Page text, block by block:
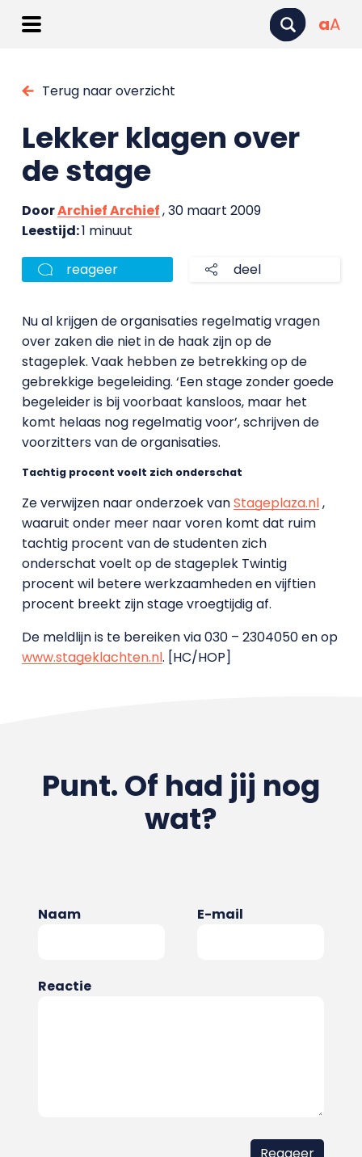
aA
Terug naar overzicht
Lekker klagen over
de stage
DoorArchief Archief, 30 maart 2009
Leestijd:1 minuut
reageer deel
Nu al krijgen de organisaties regelmatig vragen
over zaken die niet in de haak zijn op de
stageplek. Vaak hebben ze betrekking op de
gebrekkige begeleiding. ‘Een stage zonder goede
begeleider is bij voorbaat kansloos, maar het
komt helaas nog regelmatig voor’, schrijven de
voorzitters van de organisaties.
Tachtig procent voelt zich onderschat
Ze verwijzen naar onderzoek vanStageplaza.nl,
waaruit onder meer naar voren komt dat ruim
tachtig procent van de studenten zich
onderschat voelt op de stageplek Twintig
procent wil betere werkzaamheden en vijftien
procent breekt zijn stage vroegtijdig af.
De meldlijn is te bereiken via 030 – 2304050 en op
www.stageklachten.nl. [HC/HOP]
Punt. Of had jij nog
wat?
Naam E-mail
Reactie